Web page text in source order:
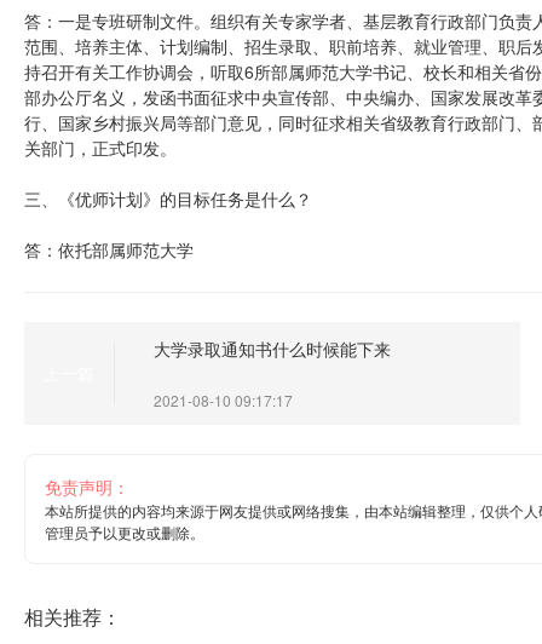
答：一是专班研制文件。组织有关专家学者、基层教育行政部门负
范围、培养主体、计划编制、招生录取、职前培养、就业管理、职
持召开有关工作协调会，听取6所部属师范大学书记、校长和相关省
部办公厅名义，发函书面征求中央宣传部、中央编办、国家发展改
行、国家乡村振兴局等部门意见，同时征求相关省级教育行政部门
关部门，正式印发。
三、《优师计划》的目标任务是什么？
答：依托部属师范大学
大学录取通知书什么时候能下来
2021-08-10 09:17:17
免责声明：
本站所提供的内容均来源于网友提供或网络搜集，由本站编辑整理，仅供个
管理员予以更改或删除。
相关推荐：